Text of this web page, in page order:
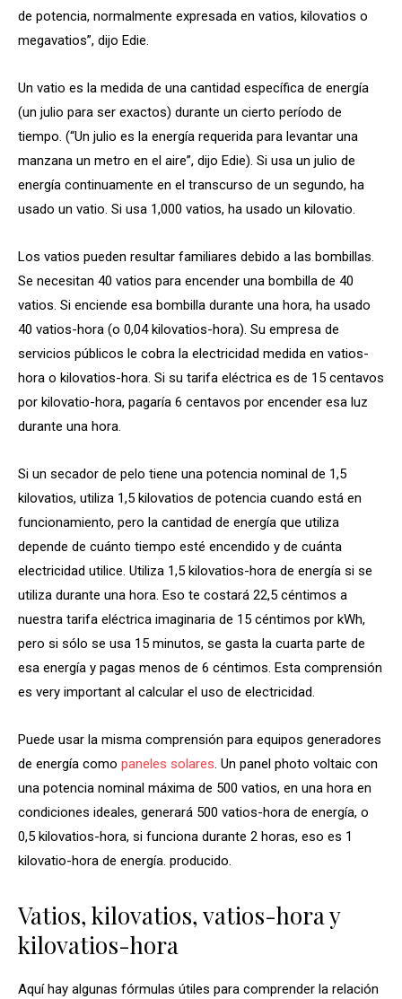
de potencia, normalmente expresada en vatios, kilovatios o
megavatios”, dijo Edie.
Un vatio es la medida de una cantidad específica de energía
(un julio para ser exactos) durante un cierto período de
tiempo. (“Un julio es la energía requerida para levantar una
manzana un metro en el aire”, dijo Edie). Si usa un julio de
energía continuamente en el transcurso de un segundo, ha
usado un vatio. Si usa 1,000 vatios, ha usado un kilovatio.
Los vatios pueden resultar familiares debido a las bombillas.
Se necesitan 40 vatios para encender una bombilla de 40
vatios. Si enciende esa bombilla durante una hora, ha usado
40 vatios-hora (o 0,04 kilovatios-hora). Su empresa de
servicios públicos le cobra la electricidad medida en vatios-
hora o kilovatios-hora. Si su tarifa eléctrica es de 15 centavos
por kilovatio-hora, pagaría 6 centavos por encender esa luz
durante una hora.
Si un secador de pelo tiene una potencia nominal de 1,5
kilovatios, utiliza 1,5 kilovatios de potencia cuando está en
funcionamiento, pero la cantidad de energía que utiliza
depende de cuánto tiempo esté encendido y de cuánta
electricidad utilice. Utiliza 1,5 kilovatios-hora de energía si se
utiliza durante una hora. Eso te costará 22,5 céntimos a
nuestra tarifa eléctrica imaginaria de 15 céntimos por kWh,
pero si sólo se usa 15 minutos, se gasta la cuarta parte de
esa energía y pagas menos de 6 céntimos. Esta comprensión
es very important al calcular el uso de electricidad.
Puede usar la misma comprensión para equipos generadores
de energía como paneles solares. Un panel photo voltaic con
una potencia nominal máxima de 500 vatios, en una hora en
condiciones ideales, generará 500 vatios-hora de energía, o
0,5 kilovatios-hora, si funciona durante 2 horas, eso es 1
kilovatio-hora de energía. producido.
Vatios, kilovatios, vatios-hora y
kilovatios-hora
Aquí hay algunas fórmulas útiles para comprender la relación